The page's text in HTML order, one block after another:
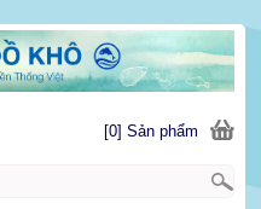
[0] Sản phẩm